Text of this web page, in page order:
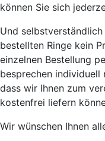
können Sie sich
Und
bestellten Ringe kein
einzelnen Bestellung
besprechen individuell
dass wir Ihnen zum
kostenfrei liefern
Wir wünschen Ihnen